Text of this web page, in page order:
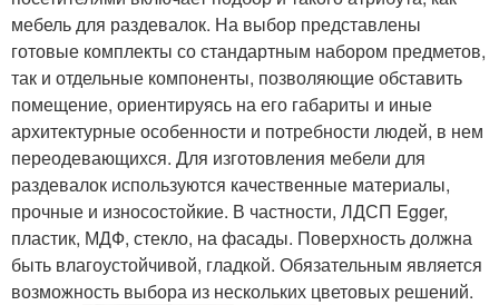
мебель для раздевалок. На выбор представлены
готовые комплекты со стандартным набором предметов,
так и отдельные компоненты, позволяющие обставить
помещение, ориентируясь на его габариты и иные
архитектурные особенности и потребности людей, в нем
переодевающихся. Для изготовления мебели для
раздевалок используются качественные материалы,
прочные и износостойкие. В частности, ЛДСП Egger,
пластик, МДФ, стекло, на фасады. Поверхность должна
быть влагоустойчивой, гладкой. Обязательным является
возможность выбора из нескольких цветовых решений.